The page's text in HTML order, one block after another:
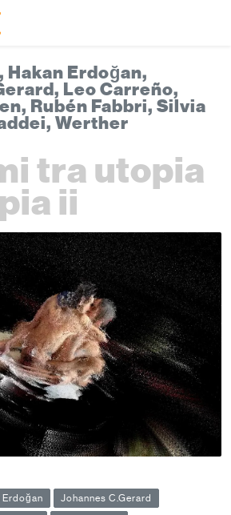
Erdoğan,
Leo Carreño,
Rubén Fabbri, Silvia
Werther
tra utopia
ii
Erdoğan
Johannes C.Gerard